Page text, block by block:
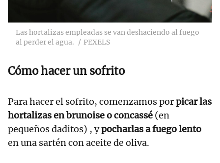
Las hortalizas empleadas se van deshaciendo al fuego
al perder el agua.
PEXELS
Cómo hacer un sofrito
Para hacer el sofrito, comenzamos porpicar las
hortalizas en brunoise o concassé (en
pequeños daditos) , ypocharlas a fuego lento
en una sartén con aceite de oliva.